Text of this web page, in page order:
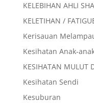
KELEBIHAN AHLI
KELETIHAN /
Kerisauan
Kesihatan Anak-
KESIHATAN MULUT
Kesihatan Sendi
Kesuburan